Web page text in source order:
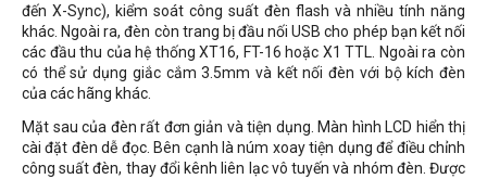
đến X-Sync), kiểm soát công suất đèn flash và nhiều tính năng
khác. Ngoài ra, đèn còn trang bị đầu nối USB cho phép bạn kết nối
các đầu thu của hệ thống XT16, FT-16 hoặc X1 TTL. Ngoài ra còn
có thể sử dụng giắc cắm 3.5mm và kết nối đèn với bộ kích đèn
của các hãng khác.
Mặt sau của đèn rất đơn giản và tiện dụng. Màn hình LCD hiển thị
cài đặt đèn dễ đọc. Bên cạnh là núm xoay tiện dụng để điều chỉnh
công suất đèn, thay đổi kênh liên lạc vô tuyến và nhóm đèn. Được